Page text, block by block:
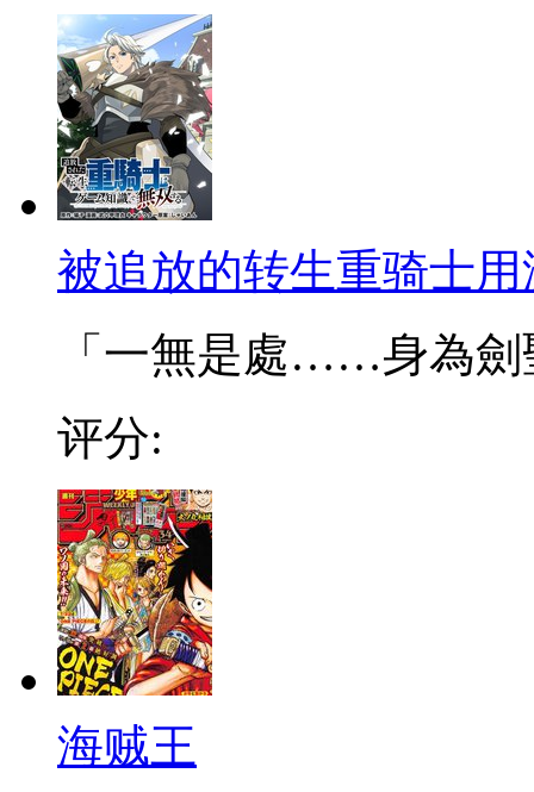
被追放的转生重骑士
「一無是處……身為劍
评分:
海贼王